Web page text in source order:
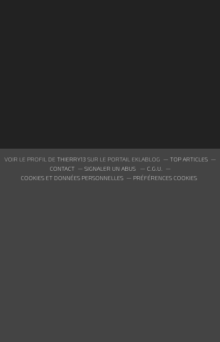
VOIR LE PROFIL DE THIERRY13 SUR LE PORTAIL EKLABLOG
TOP ARTICLES
CONTACT
SIGNALER UN ABUS
C.G.U.
COOKIES ET DONNÉES PERSONNELLES
PRÉFÉRENCES COOKIES